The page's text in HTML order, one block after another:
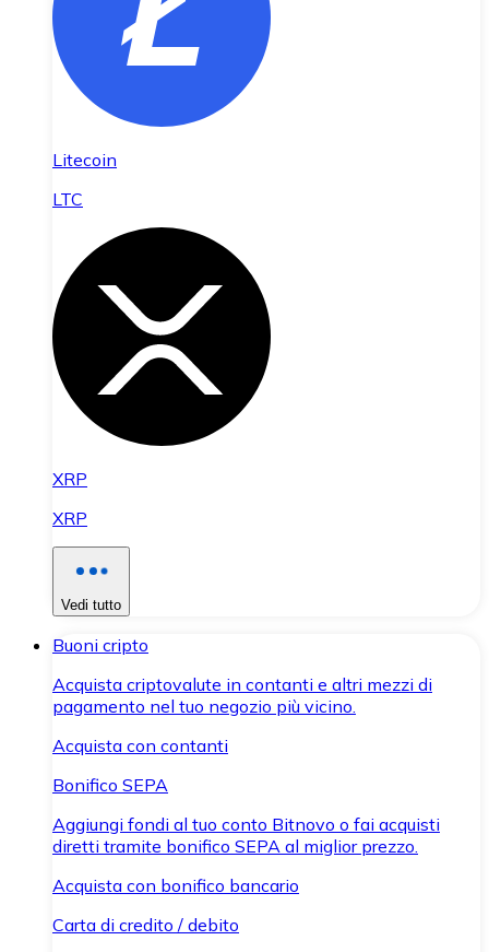
Litecoin
LTC
XRP
XRP
Vedi tutto
Buoni cripto
Acquista criptovalute in contanti e altri mezzi di
pagamento nel tuo negozio più vicino.
Acquista con contanti
Bonifico SEPA
Aggiungi fondi al tuo conto Bitnovo o fai acquisti
diretti tramite bonifico SEPA al miglior prezzo.
Acquista con bonifico bancario
Carta di credito / debito